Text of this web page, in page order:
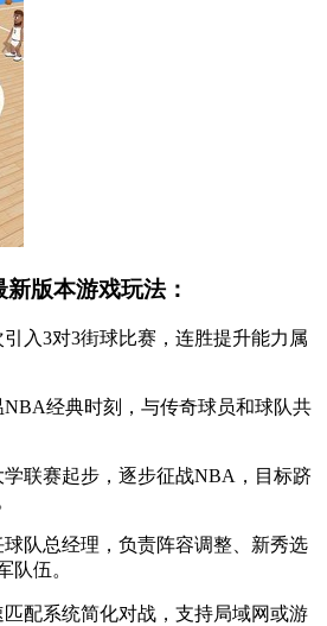
版本游戏玩法：
入3对3街球比赛，连胜提升能力属
经典时刻，与传奇球员和球队共
联赛起步，逐步征战NBA，目标跻
队总经理，负责阵容调整、新秀选
队伍。
配系统简化对战，支持局域网或游